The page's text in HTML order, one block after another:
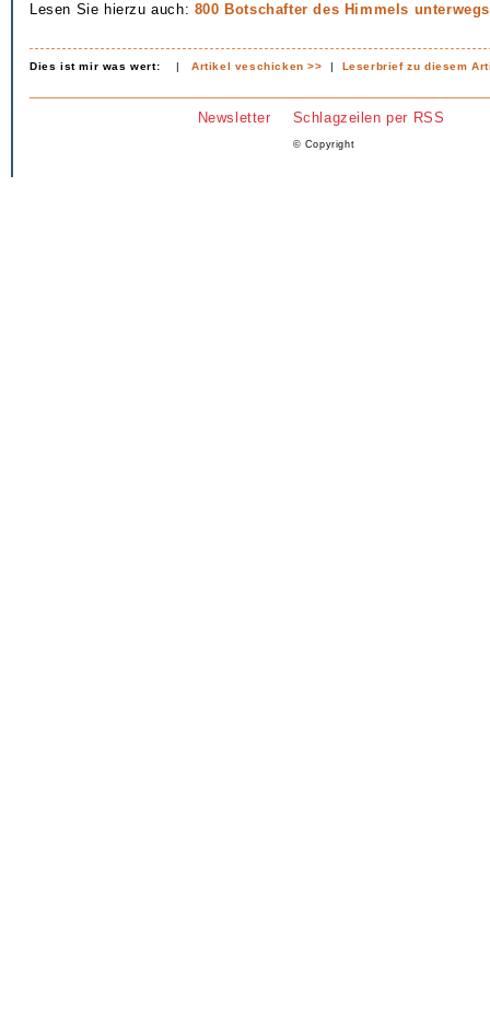
Lesen Sie hierzu auch: 800 Botschafter des Himmels unterwegs
Dies ist mir was wert: |Artikel veschicken >> | Leserbrief zu diesem
Newsletter Schlagzeilen per RSS
© Copyright